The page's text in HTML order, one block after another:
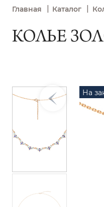
Главная | Каталог |
КОЛЬЕ
На